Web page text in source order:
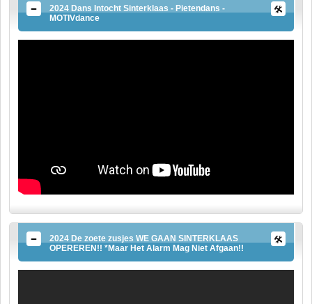
2024 Dans Intocht Sinterklaas - Pietendans -
MOTIVdance
2024 De zoete zusjes WE GAAN SINTERKLAAS
OPEREREN!! *Maar Het Alarm Mag Niet Afgaan!!